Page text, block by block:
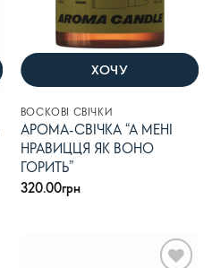
ХОЧУ
ВОСКОВІ СВІЧКИ
АРОМА-СВІЧКА “А МЕНІ
НРАВИЦЦЯ ЯК ВОНО
ГОРИТЬ”
320.00грн